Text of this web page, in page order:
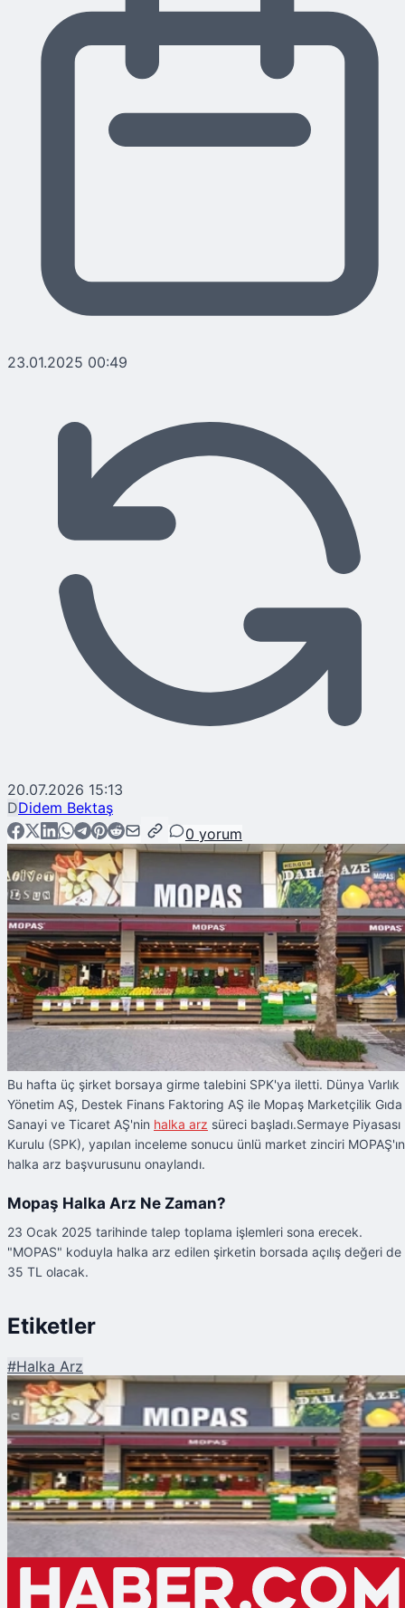
23.01.2025 00:49
20.07.2026 15:13
DDidem Bektaş
0 yorum
Bu hafta üç şirket borsaya girme talebini SPK'ya iletti. Dünya Varlık
Yönetim AŞ, Destek Finans Faktoring AŞ ile Mopaş Marketçilik Gıda
Sanayi ve Ticaret AŞ'nin halka arz süreci başladı.Sermaye Piyasası
Kurulu (SPK), yapılan inceleme sonucu ünlü market zinciri MOPAŞ'ın
halka arz başvurusunu onaylandı.
Mopaş Halka Arz Ne Zaman?
23 Ocak 2025 tarihinde talep toplama işlemleri sona erecek.
"MOPAS" koduyla halka arz edilen şirketin borsada açılış değeri de
35 TL olacak.
Etiketler
#Halka Arz
Şu An Okunan
Ünlü Market Zinciri MOPAŞ'ın Halka Arz Süreci Başladı